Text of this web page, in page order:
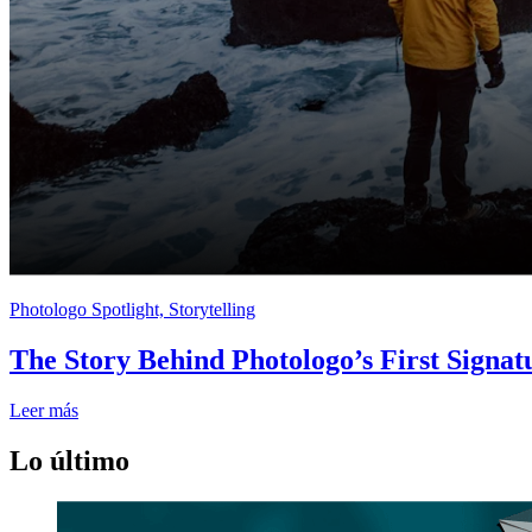
Photologo Spotlight, Storytelling
The Story Behind Photologo’s First
Leer más
Lo último